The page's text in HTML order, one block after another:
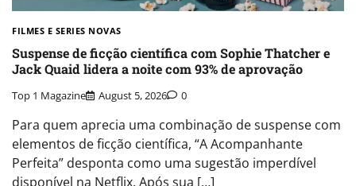
FILMES E SERIES NOVAS​
Suspense de ficção científica com Sophie Thatcher e
Jack Quaid lidera a noite com 93% de aprovação
Top 1 Magazine August 5, 2026 0
Para quem aprecia uma combinação de suspense com
elementos de ficção científica, “A Acompanhante
Perfeita” desponta como uma sugestão imperdível
disponível na Netflix. Após sua […]